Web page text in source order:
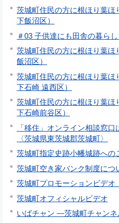
茨城町住民の方に根ほり葉ほ
下飯沼区）
＃03 子供達にも田舎の暮ら
茨城町住民の方に根ほり葉ほ
飯沼区）
茨城町住民の方に根ほり葉ほ
下石崎 遠西区）
茨城町住民の方に根ほり葉ほ
下石崎前谷区）
「移住」オンライン相談窓
〈茨城県東茨城郡茨城町〉
茨城町指定史跡小幡城跡への
茨城町空き家バンク制度につ
茨城町プロモーションビデオ
茨城町オフィシャルビデオ
いばチャン ―茨城町チャン